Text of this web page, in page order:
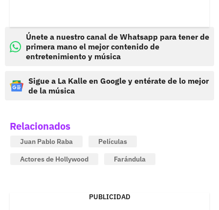
Únete a nuestro canal de Whatsapp para tener de
primera mano el mejor contenido de
entretenimiento y música
Sigue a La Kalle en Google y entérate de lo mejor
de la música
Relacionados
Juan Pablo Raba
Películas
Actores de Hollywood
Farándula
PUBLICIDAD